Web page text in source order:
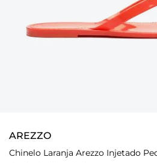
AREZZO
Chinelo Laranja Arezzo Injetado